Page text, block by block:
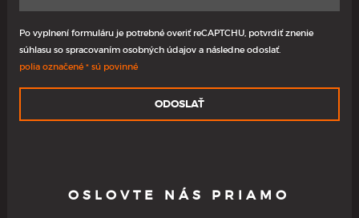
Po vyplnení formuláru je potrebné overiť reCAPTCHU, potvrdiť znenie
súhlasu so spracovaním osobných údajov a následne odoslať.
polia označené * sú povinné
ODOSLAŤ
OSLOVTE NÁS PRIAMO